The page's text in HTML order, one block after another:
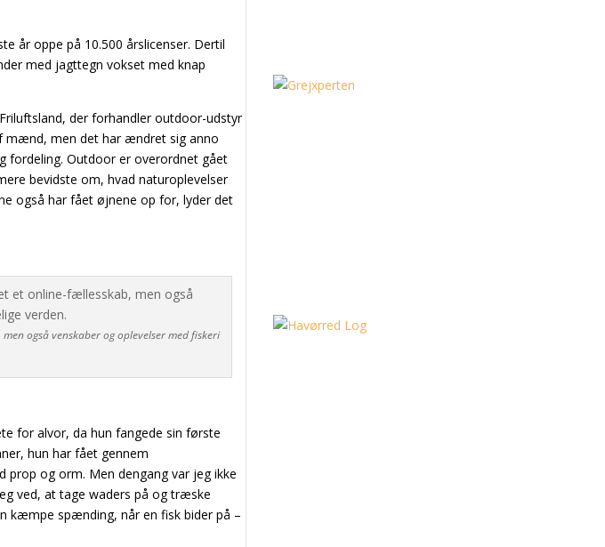
år oppe på 10.500 årslicenser. Dertil
med jagttegn vokset med knap
der forhandler outdoor-udstyr
mænd, men det har ændret sig anno
fordeling. Outdoor er overordnet gået
bevidste om, hvad naturoplevelser
også har fået øjnene op for, lyder det
også venskaber og oplevelser med fiskeri
for alvor, da hun fangede sin første
hun har fået gennem
og orm. Men dengang var jeg ikke
ved, at tage waders på og træske
kæmpe spænding, når en fisk bider på –